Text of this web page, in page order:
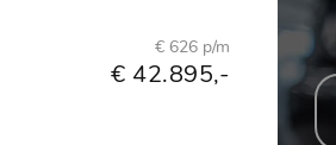
€ 626 p/m
€ 42.895,-